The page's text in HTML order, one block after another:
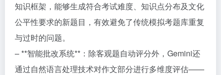
知识框架，能够生成符合考试难度、知识点分布及文化
公平性要求的新题目，有效避免了传统模拟考题库重复
与过时的问题。
– **智能批改系统**：除客观题自动评分外，Gemini还
通过自然语言处理技术对作文部分进行多维度评估——